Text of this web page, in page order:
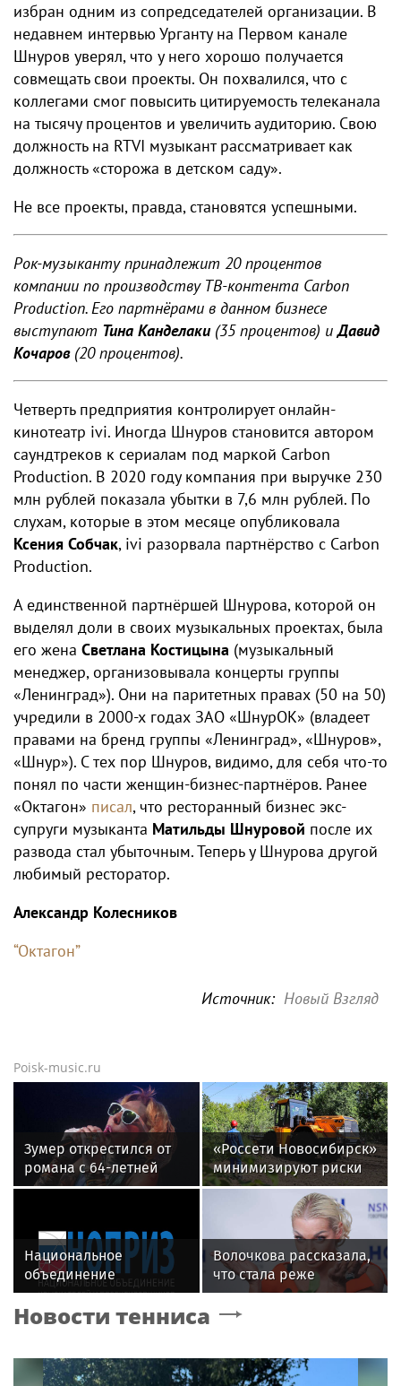
избран одним из сопредседателей организации. В
недавнем интервью Урганту на Первом канале
Шнуров уверял, что у него хорошо получается
совмещать свои проекты. Он похвалился, что с
коллегами смог повысить цитируемость телеканала
на тысячу процентов и увеличить аудиторию. Свою
должность на RTVI музыкант рассматривает как
должность «сторожа в детском саду».
Не все проекты, правда, становятся успешными.
Рок-музыканту принадлежит 20 процентов
компании по производству ТВ-контента Carbon
Production. Его партнёрами в данном бизнесе
выступают Тина Канделаки(35 процентов) иДавид
Кочаров(20 процентов).
Четверть предприятия контролирует онлайн-
кинотеатр ivi. Иногда Шнуров становится автором
саундтреков к сериалам под маркой Carbon
Production. В 2020 году компания при выручке 230
млн рублей показала убытки в 7,6 млн рублей. По
слухам, которые в этом месяце опубликовала
Ксения Собчак, ivi разорвала партнёрство с Carbon
Production.
А единственной партнёршей Шнурова, которой он
выделял доли в своих музыкальных проектах, была
его жена Светлана Костицына (музыкальный
менеджер, организовывала концерты группы
«Ленинград»). Они на паритетных правах (50 на 50)
учредили в 2000-х годах ЗАО «ШнурОК» (владеет
правами на бренд группы «Ленинград», «Шнуров»,
«Шнур»). С тех пор Шнуров, видимо, для себя что-то
понял по части женщин-бизнес-партнёров. Ранее
«Октагон» писал, что ресторанный бизнес экс-
супруги музыканта Матильды Шнуровой после их
развода стал убыточным. Теперь у Шнурова другой
любимый ресторатор.
Александр Колесников
“Октагон”
Источник: Новый Взгляд
Poisk-music.ru
Зумер открестился от
романа с 64-летней
Жанной Агузаровой
«Россети Новосибирск»
минимизируют риски
повреждений ЛЭП за
счет масштабной
расчистки просек
Национальное
объединение
изыскателей и
проектировщиков
Международный
Волочкова рассказала,
что стала реже
показывать шпагаты
из-за операции на ноге
Новости тенниса